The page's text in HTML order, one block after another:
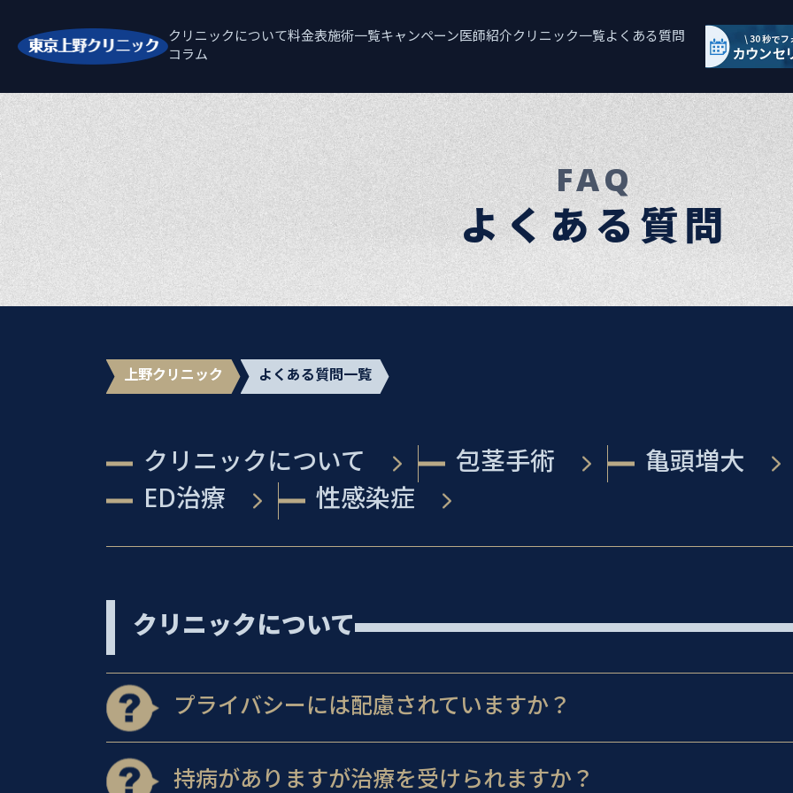
クリニックについて料金表施術一覧キャンペーン医師紹介クリニック一覧よくある質問
コラム
FAQ
よくある質問
上野クリニック よくある質問一覧
クリニックについて 包茎手術
亀頭増大
ED治療
性感染症
クリニックについて
プライバシーには配慮されていますか？
持病がありますが治療を受けられますか？